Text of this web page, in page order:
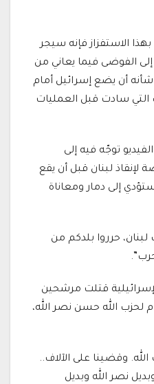
الاستفزاز فإنه سيجر
إلى الفوضى فيما يعاني من
أن يضع إسرائيل أمام
سادت قبل العمليات
توجّه فيه إلى
لإنقاذ لبنان قبل أن يقع
إلى دمار ومعاناة
حرروا بلدكم من
قتلت مرشحين
لحزب الله حسن نصر الله،
وقضينا على الآلاف..
نصر الله وبديل